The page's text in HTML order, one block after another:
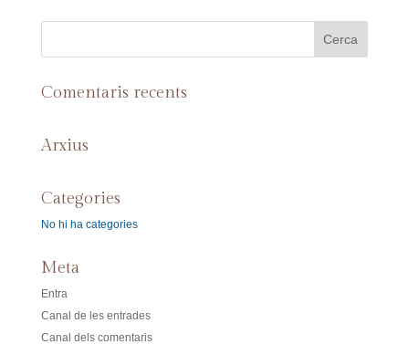
Comentaris recents
Arxius
Categories
No hi ha categories
Meta
Entra
Canal de les entrades
Canal dels comentaris